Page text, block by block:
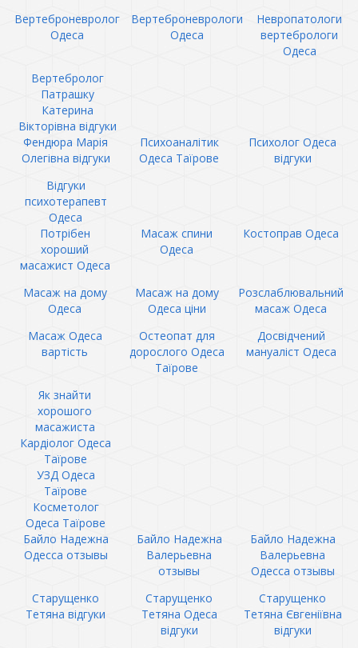
Вертеброневролог
Одеса
Вертеброневрологи
Одеса
Невропатологи
вертебрологи
Одеса
Вертебролог
Патрашку
Катерина
Вікторівна відгуки
Фендюра Марія
Олегівна відгуки
Психоаналітик
Одеса Таїрове
Психолог Одеса
відгуки
Відгуки
психотерапевт
Одеса
Потрібен
хороший
масажист Одеса
Масаж спини
Одеса
Костоправ Одеса
Масаж на дому
Одеса
Масаж на дому
Одеса ціни
Розслаблювальний
масаж Одеса
Масаж Одеса
вартість
Остеопат для
дорослого Одеса
Таїрове
Досвідчений
мануаліст Одеса
Як знайти
хорошого
масажиста
Кардіолог Одеса
Таїрове
УЗД Одеса
Таїрове
Косметолог
Одеса Таїрове
Байло Надежна
Одесса отзывы
Байло Надежна
Валерьевна
отзывы
Байло Надежна
Валерьевна
Одесса отзывы
Старущенко
Тетяна відгуки
Старущенко
Тетяна Одеса
відгуки
Старущенко
Тетяна Євгеніївна
відгуки